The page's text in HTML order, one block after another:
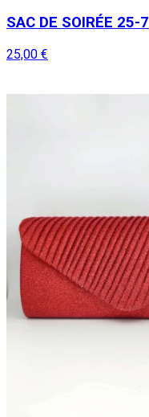
SAC DE SOIRÉE 25-7
25,00 €